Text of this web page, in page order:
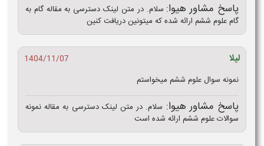
پاسخ مشاور هیوا: سلام. در متن لینک دسترسی به مقاله گام به
گام علوم ششم ارائه شده که میتونین دریافت کنین
لیلا
1404/11/07
نمونه سوال علوم ششم میخواستم
پاسخ مشاور هیوا: سلام. در متن لینک دسترسی به مقاله نمونه
سوالات علوم ششم ارائه شده است